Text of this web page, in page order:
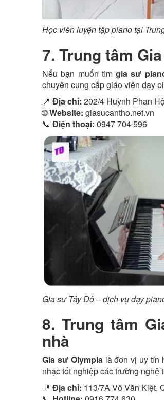
Học viên luyện tập piano tại
7. Trung tâm
Nếu bạn muốn tìmgia sư
chuyên cung cấp giáo viên dạy
📍Địa chỉ: 202/4 Huỳnh Phan
🌐Website: giasucantho.net.vn
📞Điện thoại: 0947 704 596
Gia sư Tây Đô – dịch vụ dạy
8. Trung tâm
nhà
Gia sư Olympialà đơn vị uy tín
nhạc tốt nghiệp các trường nghệ
📍Địa chỉ: 113/7A Võ Văn Kiệt,